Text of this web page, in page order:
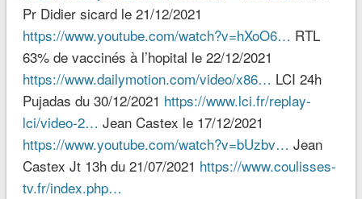
Pr Didier sicard le 21/12/2021
https://www.youtube.com/watch?v=hXoO6… RTL
63% de vaccinés à l’hopital le 22/12/2021
https://www.dailymotion.com/video/x86… LCI 24h
Pujadas du 30/12/2021 https://www.lci.fr/replay-
lci/video-2… Jean Castex le 17/12/2021
https://www.youtube.com/watch?v=bUzbv… Jean
Castex Jt 13h du 21/07/2021 https://www.coulisses-
tv.fr/index.php…